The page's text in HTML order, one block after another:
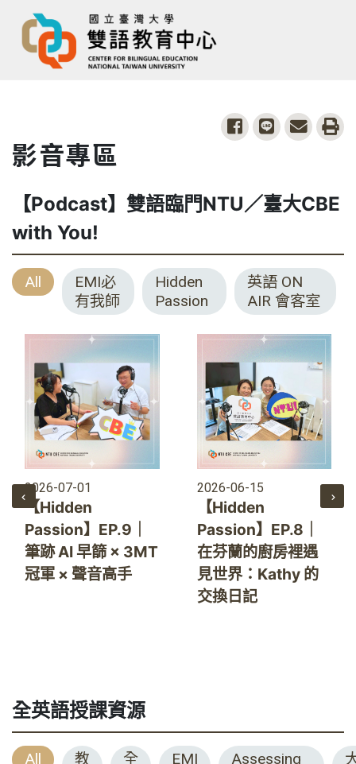
share to facebook
share to line
share to
影音專區
【Podcast】雙語臨門NTU／臺大CBE
with You!
All
EMI必
有我師
Hidden
Passion
英語 ON
AIR 會客室
2026-07-01
【Hidden
Passion】EP.9｜
筆跡 AI 早篩 × 3MT
冠軍 × 聲音高手
2026-06-15
【Hidden
Passion】EP.8｜
在芬蘭的廚房裡遇
見世界：Kathy 的
交換日記
全英語授課資源
All
教
全
EMI
Assessing